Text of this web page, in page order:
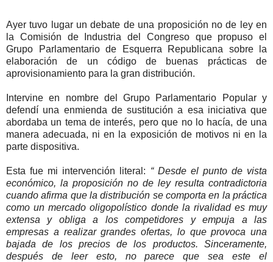
Ayer tuvo lugar un debate de una proposición no de ley en
la Comisión de Industria del Congreso que propuso el
Grupo Parlamentario de Esquerra Republicana sobre la
elaboración de un código de buenas prácticas de
aprovisionamiento para la gran distribución.
Intervine en nombre del Grupo Parlamentario Popular y
defendí una enmienda de sustitución a esa iniciativa que
abordaba un tema de interés, pero que no lo hacía, de una
manera adecuada, ni en la exposición de motivos ni en la
parte dispositiva.
Esta fue mi intervención literal: “ Desde el punto de vista
económico, la proposición no de ley resulta contradictoria
cuando afirma que la distribución se comporta en la práctica
como un mercado oligopolístico donde la rivalidad es muy
extensa y obliga a los competidores y empuja a las
empresas a realizar grandes ofertas, lo que provoca una
bajada de los precios de los productos. Sinceramente,
después de leer esto, no parece que sea este el